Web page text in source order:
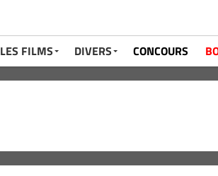
LES FILMS DIVERS CONCOURS